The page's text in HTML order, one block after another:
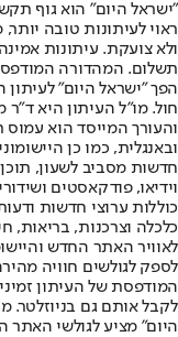
"ישראל היום" הוא גוף
ראוי לעיתונות טובה
ולא צועקת. עיתונות
הפך "ישראל היום"
חול. מו"ל העיתון היא
והעורך המייסד הוא
חדשות מסביב לשעון, תוכן
וידיאו, פודקאסטים
כוללות ערוצי חדשות
לאוויר האתר החדש
לספק לגולשים חוויה
המודפסת של העיתון
לקבל אותם גם בניוזלטר.
היום" מציע לגולשי האתר